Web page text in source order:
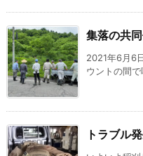
集落の共
2021年6月6
ウントの間
トラブル